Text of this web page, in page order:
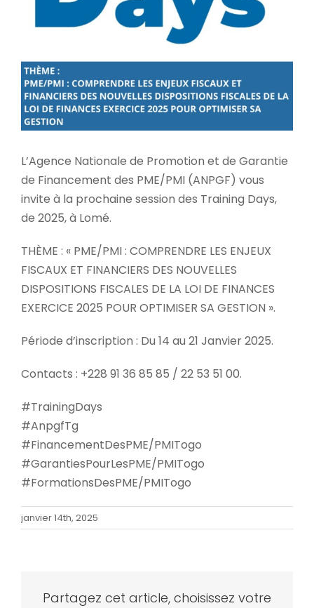
L’Agence Nationale de Promotion et de Garantie
de Financement des PME/PMI (ANPGF) vous
invite à la prochaine session des Training Days,
de 2025, à Lomé.
THÈME : « PME/PMI : COMPRENDRE LES ENJEUX
FISCAUX ET FINANCIERS DES NOUVELLES
DISPOSITIONS FISCALES DE LA LOI DE FINANCES
EXERCICE 2025 POUR OPTIMISER SA GESTION ».
Période d’inscription : Du 14 au 21 Janvier 2025.
Contacts : +228 91 36 85 85 / 22 53 51 00.
#TrainingDays
#AnpgfTg
#FinancementDesPME/PMITogo
#GarantiesPourLesPME/PMITogo
#FormationsDesPME/PMITogo
janvier 14th, 2025
Partagez cet article, choisissez votre